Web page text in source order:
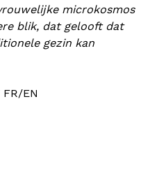
microkosmos
blik, dat gelooft dat
gezin kan
EN